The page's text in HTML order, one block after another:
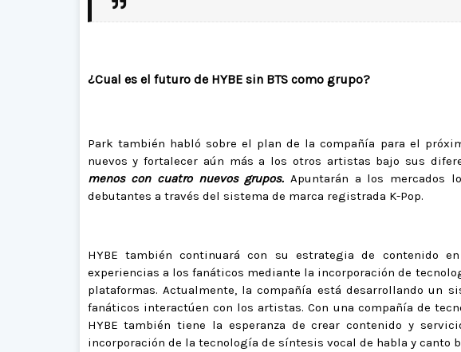
¿Cual es el futuro de HYBE sin BTS como grupo?
Park también habló sobre el plan de la compañía para el
nuevos y fortalecer aún más a los otros artistas bajo sus
menos con cuatro nuevos grupos. Apuntarán a los mercados
debutantes a través del sistema de marca registrada K-Pop.
HYBE también continuará con su estrategia de contenido
experiencias a los fanáticos mediante la incorporación de
plataformas. Actualmente, la compañía está desarrollando un
fanáticos interactúen con los artistas. Con una compañía de
HYBE también tiene la esperanza de crear contenido y
incorporación de la tecnología de síntesis vocal de habla y canto